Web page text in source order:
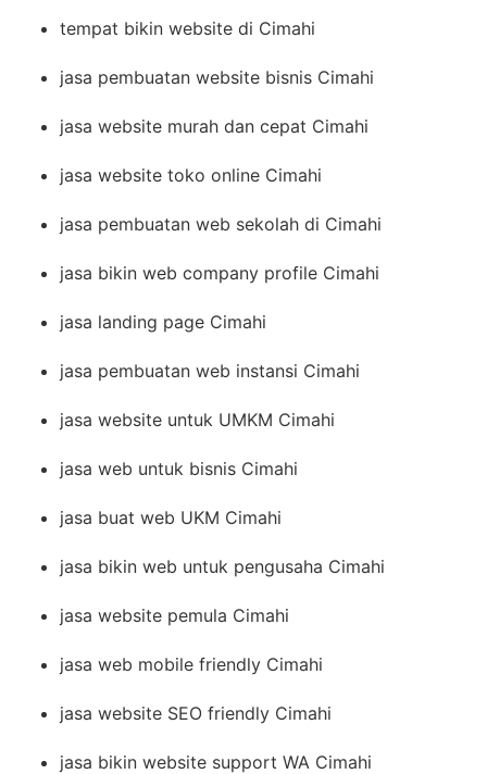
tempat bikin website di Cimahi
jasa pembuatan website bisnis Cimahi
jasa website murah dan cepat Cimahi
jasa website toko online Cimahi
jasa pembuatan web sekolah di Cimahi
jasa bikin web company profile Cimahi
jasa landing page Cimahi
jasa pembuatan web instansi Cimahi
jasa website untuk UMKM Cimahi
jasa web untuk bisnis Cimahi
jasa buat web UKM Cimahi
jasa bikin web untuk pengusaha Cimahi
jasa website pemula Cimahi
jasa web mobile friendly Cimahi
jasa website SEO friendly Cimahi
jasa bikin website support WA Cimahi